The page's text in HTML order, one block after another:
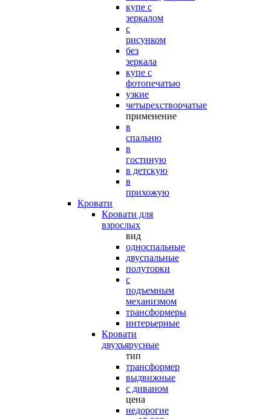
купе с
зеркалом
с
рисунком
без
зеркала
купе с
фотопечатью
узкие
четырехстворчатые
применение
в
спальню
в
гостиную
в детскую
в
прихожую
Кровати
Кровати для
взрослых
вид
односпальные
двуспальные
полуторки
с
подъемным
механизмом
трансформеры
интерьерные
Кровати
двухъярусные
тип
трансформер
выдвижные
с диваном
цена
недорогие